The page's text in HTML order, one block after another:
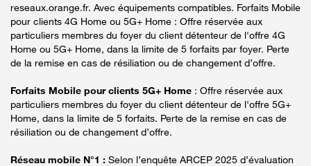
reseaux.orange.fr. Avec équipements compatibles. Forfaits Mobile
pour clients 4G Home ou 5G+ Home : Offre réservée aux
particuliers membres du foyer du client détenteur de l'offre 4G
Home ou 5G+ Home, dans la limite de 5 forfaits par foyer. Perte
de la remise en cas de résiliation ou de changement d’offre.
Forfaits Mobile pour clients 5G+ Home : Offre réservée aux
particuliers membres du foyer du client détenteur de l'offre 5G+
Home, dans la limite de 5 forfaits. Perte de la remise en cas de
résiliation ou de changement d’offre.
Réseau mobile N°1 : Selon l’enquête ARCEP 2025 d’évaluation